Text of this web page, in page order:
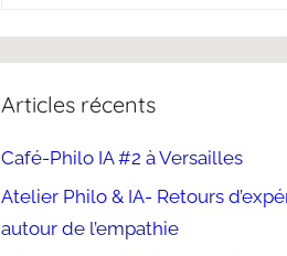
Articles récents
Café-Philo IA #2 à Versailles
Atelier Philo & IA- Retours
autour de l’empathie